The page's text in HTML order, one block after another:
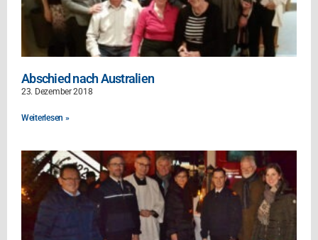
Abschied nach Australien
23. Dezember 2018
Weiterlesen »